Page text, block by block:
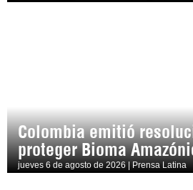
Colombia emitió
proteger Bioma
jueves 6 de agosto de 2026 | Prensa Latina